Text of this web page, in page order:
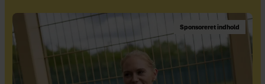
Sponsoreret indhold